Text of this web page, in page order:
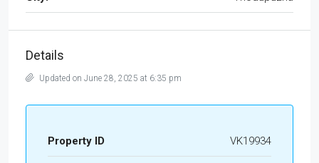
Details
Updated on June 28, 2025 at 6:35 pm
Property ID VK19934